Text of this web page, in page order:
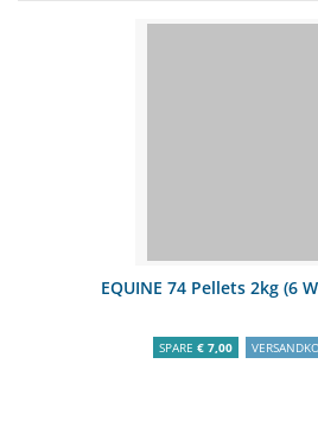
EQUINE 74 Pellets 2kg (6
SPARE € 7,00